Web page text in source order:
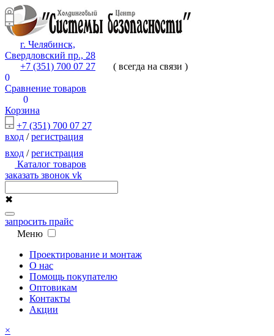
г. Челябинск,
Свердловский пр., 28
+7 (351) 700 07 27
( всегда на связи )
0
Сравнение товаров
0
Корзина
+7 (351) 700 07 27
вход /регистрация
вход /регистрация
Каталог товаров
заказать звонок vk
✖
запросить прайс
Меню
Проектирование и монтаж
О нас
Помощь покупателю
Оптовикам
Контакты
Акции
×